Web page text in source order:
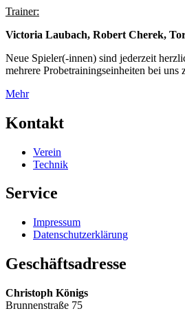
Trainer:
Victoria Laubach, Robert Cherek,
Neue Spieler(-innen) sind jederzeit
mehrere Probetrainingseinheiten bei uns
Mehr
Kontakt
Verein
Technik
Service
Impressum
Datenschutzerklärung
Geschäftsadresse
Christoph Königs
Brunnenstraße 75